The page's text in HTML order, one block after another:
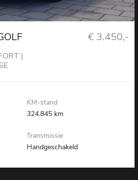
|
€ 3.450,-
KM-stand
324.845 km
Transmissie
Handgeschakeld